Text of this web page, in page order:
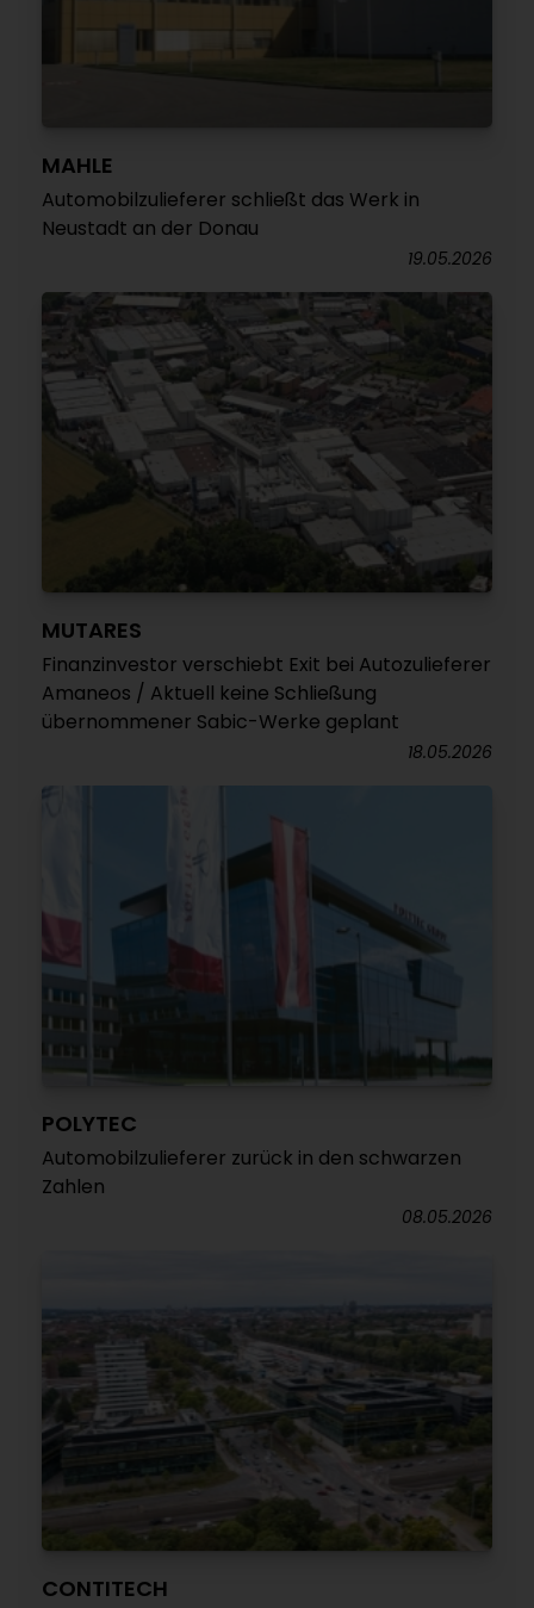
MAHLE
Automobilzulieferer schließt das Werk in
Neustadt an der Donau
19.05.2026
MUTARES
Finanzinvestor verschiebt Exit bei Autozulieferer
Amaneos / Aktuell keine Schließung
übernommener Sabic-Werke geplant
18.05.2026
POLYTEC
Automobilzulieferer zurück in den schwarzen
Zahlen
08.05.2026
CONTITECH